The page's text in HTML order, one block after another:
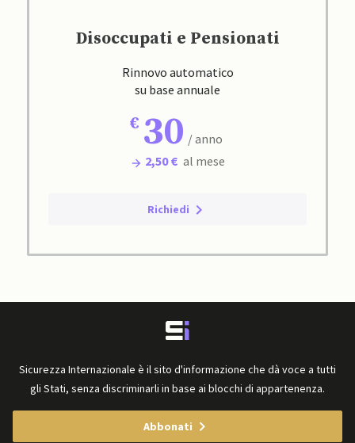
Disoccupati e Pensionati
Rinnovo automatico
su base annuale
30 / anno
2,50 € al mese
Richiedi
Sicurezza Internazionale è il sito d'informazione che dà voce a tutti
gli Stati, senza discriminarli in base ai blocchi di appartenenza.
Abbonati